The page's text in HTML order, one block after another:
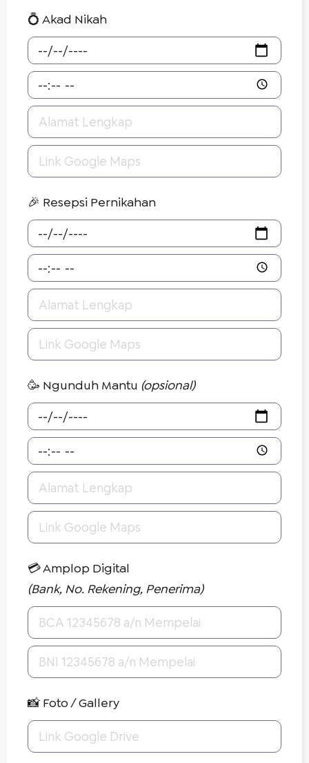
💍 Akad Nikah
🎉 Resepsi Pernikahan
🥳 Ngunduh Mantu (opsional)
💳 Amplop Digital
(Bank, No. Rekening, Penerima)
📸 Foto / Gallery